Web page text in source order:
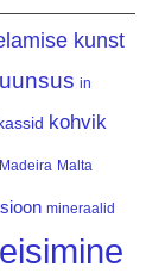
kunst
in
kassid kohvik
Madeira Malta
mineraalid